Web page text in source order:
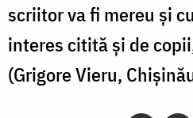
scriitor va fi mereu şi
interes citită şi de
(Grigore Vieru,